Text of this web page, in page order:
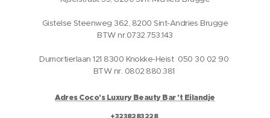
Gistelse Steenweg 362, 8200 Sint-Andries Brugge
BTW nr.0732.753.143
Dumortierlaan 121 8300 Knokke-Heist 050 30 02 90
BTW nr. 0802.880.381
Adres Coco's Luxury Beauty Bar 't Eilandje